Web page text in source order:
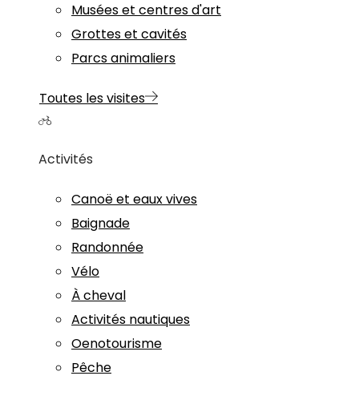
Musées et centres d'art
Grottes et cavités
Parcs animaliers
Toutes les visites
Activités
Canoë et eaux vives
Baignade
Randonnée
Vélo
À cheval
Activités nautiques
Oenotourisme
Pêche